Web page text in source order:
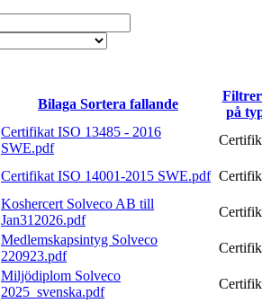
Bilaga Sortera fallande
på
Certifikat ISO 13485 - 2016
SWE.pdf
Certifikat ISO 14001-2015 SWE.pdf
Koshercert Solveco AB till
Jan312026.pdf
Medlemskapsintyg Solveco
220923.pdf
Miljödiplom Solveco
2025_svenska.pdf